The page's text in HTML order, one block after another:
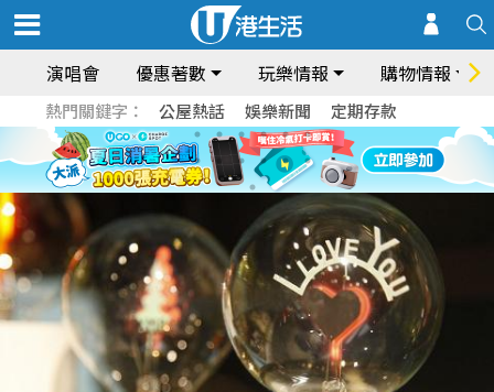
演唱會 優惠著數 玩樂情報 購物情報
熱門關鍵字： 公屋熱話 娛樂新聞 定期存款